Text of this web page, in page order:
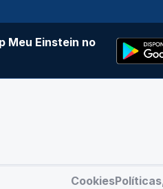
Meu Einstein no
Cookies